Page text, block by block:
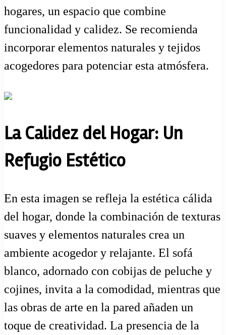
hogares, un espacio que combine
funcionalidad y calidez. Se recomienda
incorporar elementos naturales y tejidos
acogedores para potenciar esta atmósfera.
La Calidez del Hogar: Un
Refugio Estético
En esta imagen se refleja la estética cálida
del hogar, donde la combinación de texturas
suaves y elementos naturales crea un
ambiente acogedor y relajante. El sofá
blanco, adornado con cobijas de peluche y
cojines, invita a la comodidad, mientras que
las obras de arte en la pared añaden un
toque de creatividad. La presencia de la